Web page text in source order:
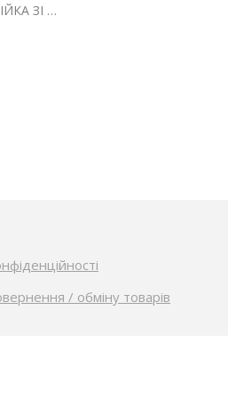
ЖІНОЧИЙ КОСТЮМ-ТРІЙКА ЗІ СПІДНИЦЕЮ САТИНОВИЙ БОРДОВОГО КОЛЬОРУ
/ обміну товарів